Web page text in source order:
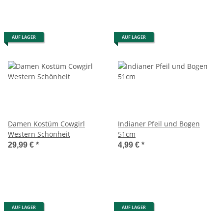
AUF LAGER
Damen Kostüm Cowgirl
Western Schönheit
29,99 € *
AUF LAGER
Indianer Pfeil und Bogen
51cm
4,99 € *
AUF LAGER AUF LAGER